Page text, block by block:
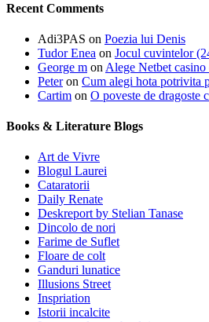
Recent Comments
Adi3PAS on Poezia lui Denis
Tudor Enea on Jocul cuvintelor
George m on Alege Netbet
Peteron Cum alegi hota potrivita
Cartim on O poveste de dragoste
Books & Literature Blogs
Art de Vivre
Blogul Laurei
Cataratorii
Daily Renate
Deskreport by Stelian Tanase
Dincolo de nori
Farime de Suflet
Floare de colt
Ganduri lunatice
Illusions Street
Inspriation
Istorii incalcite